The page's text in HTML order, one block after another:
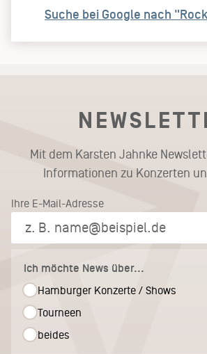
Suche bei Google nach
Mit dem Karsten Jahnke
Informationen zu Konzerten
Ihre E-Mail-Adresse
Ich möchte News über...
Hamburger Konzerte / Shows
Tourneen
beides